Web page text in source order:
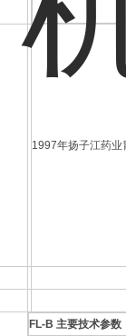
1997年扬子江药
FL-B 主要技术参数